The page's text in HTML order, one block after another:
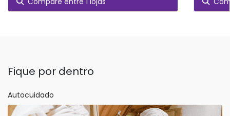
Fique por dentro
Autocuidado